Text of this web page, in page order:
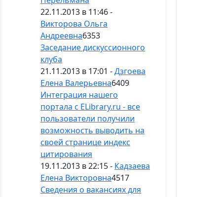
22.11.2013 в 11:46 -
Викторова Ольга
Андреевна6353
Заседание дискуссионного
клуба
21.11.2013 в 17:01 -Дзгоева
Елена Валерьевна6409
Интеграция нашего
портала с ELibrary.ru - все
пользователи получили
возможность выводить на
своей странице индекс
цитирования
19.11.2013 в 22:15 - Кадзаева
Елена Викторовна4517
Сведения о вакансиях для